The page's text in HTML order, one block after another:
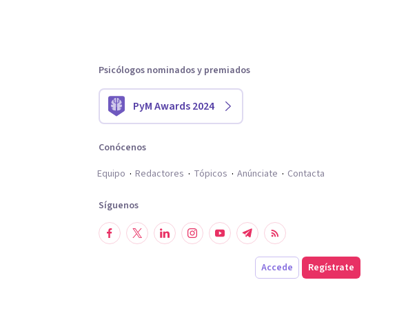
Psicólogos nominados y premiados
PyM Awards 2024
Conócenos
Equipo
Redactores Tópicos Anúnciate Contacta
Síguenos
Accede Regístrate